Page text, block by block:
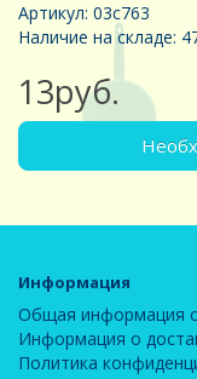
Артикул: 03с763
Наличие на складе:
13руб.
Информация
Общая информация
Информация о
Политика